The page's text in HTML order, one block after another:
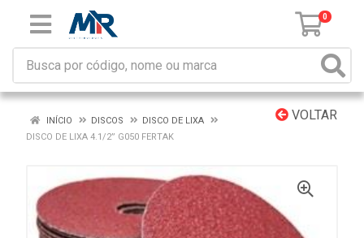
0
VOLTAR
INÍCIO DISCOS
DISCO DE LIXA
DISCO DE LIXA 4.1/2” G050 FERTAK